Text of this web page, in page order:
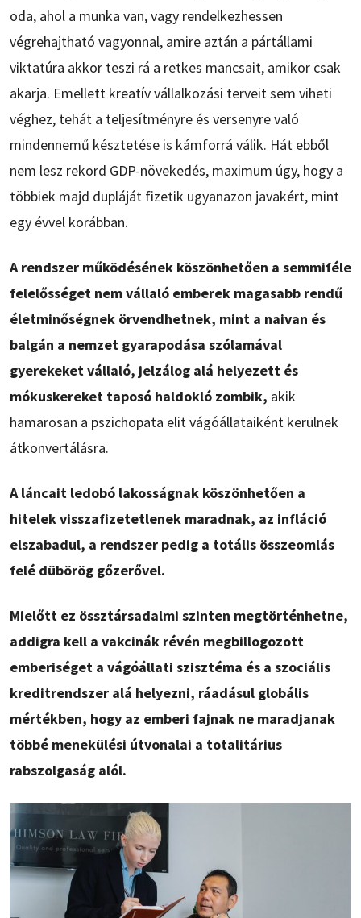
oda, ahol a munka van, vagy rendelkezhessen
végrehajtható vagyonnal, amire aztán a pártállami
viktatúra akkor teszi rá a retkes mancsait, amikor csak
akarja. Emellett kreatív vállalkozási terveit sem viheti
véghez, tehát a teljesítményre és versenyre való
mindennemű késztetése is kámforrá válik. Hát ebből
nem lesz rekord GDP-növekedés, maximum úgy, hogy a
többiek majd dupláját fizetik ugyanazon javakért, mint
egy évvel korábban.
A rendszer működésének köszönhetően a semmiféle
felelősséget nem vállaló emberek magasabb rendű
életminőségnek örvendhetnek, mint a naivan és
balgán a nemzet gyarapodása szólamával
gyerekeket vállaló, jelzálog alá helyezett és
mókuskereket taposó haldokló zombik, akik
hamarosan a pszichopata elit vágóállataiként kerülnek
átkonvertálásra.
A láncait ledobó lakosságnak köszönhetően a
hitelek visszafizetetlenek maradnak, az infláció
elszabadul, a rendszer pedig a totális összeomlás
felé dübörög gőzerővel.
Mielőtt ez össztársadalmi szinten megtörténhetne,
addigra kell a vakcinák révén megbillogozott
emberiséget a vágóállati szisztéma és a szociális
kreditrendszer alá helyezni, ráadásul globális
mértékben, hogy az emberi fajnak ne maradjanak
többé menekülési útvonalai a totalitárius
rabszolgaság alól.